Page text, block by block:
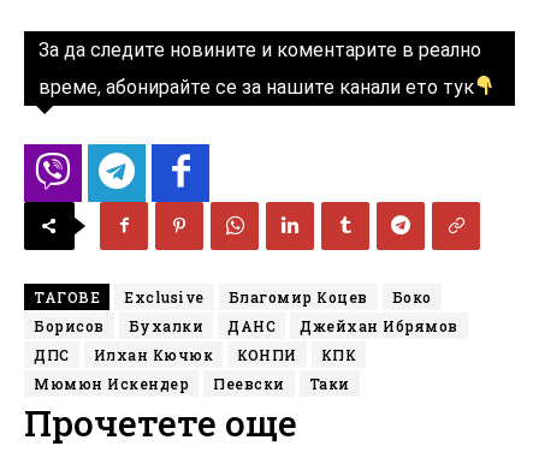
За да следите новините и коментарите в реално
време, абонирайте се за нашите канали ето тук
ТАГОВЕ Exclusive Благомир Коцев
Боко
Борисов
Бухалки ДАНС
Джейхан Ибрямов
ДПС
Илхан Кючюк КОНПИ
КПК
Мюмюн Искендер
Пеевски Таки
Прочетете още